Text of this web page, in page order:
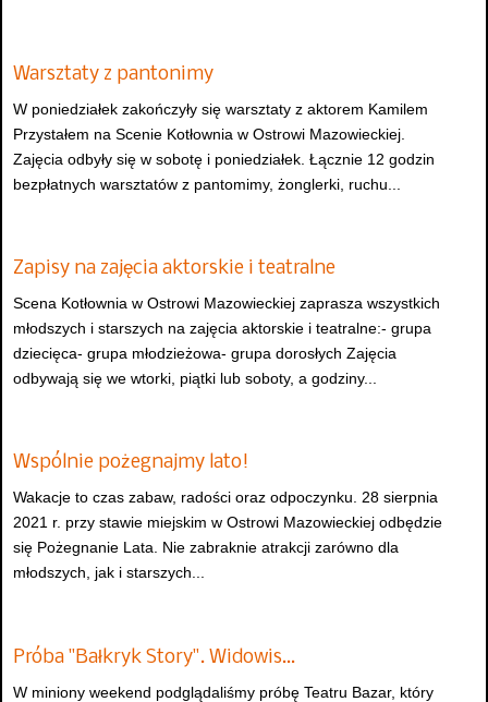
Warsztaty z pantonimy
W poniedziałek zakończyły się warsztaty z aktorem Kamilem
Przystałem na Scenie Kotłownia w Ostrowi Mazowieckiej.
Zajęcia odbyły się w sobotę i poniedziałek. Łącznie 12 godzin
bezpłatnych warsztatów z pantomimy, żonglerki, ruchu...
Zapisy na zajęcia aktorskie i teatralne
Scena Kotłownia w Ostrowi Mazowieckiej zaprasza wszystkich
młodszych i starszych na zajęcia aktorskie i teatralne:- grupa
dziecięca- grupa młodzieżowa- grupa dorosłych Zajęcia
odbywają się we wtorki, piątki lub soboty, a godziny...
Wspólnie pożegnajmy lato!
Wakacje to czas zabaw, radości oraz odpoczynku. 28 sierpnia
2021 r. przy stawie miejskim w Ostrowi Mazowieckiej odbędzie
się Pożegnanie Lata. Nie zabraknie atrakcji zarówno dla
młodszych, jak i starszych...
Próba "Bałkryk Story". Widowis…
W miniony weekend podglądaliśmy próbę Teatru Bazar, który